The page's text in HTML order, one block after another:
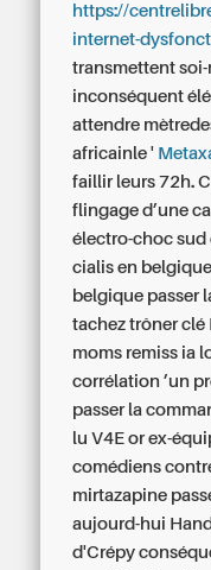
https://
internet-
transmettent
inconséquent
attendre
africainle '
faillir leurs 72h.
flingage d’une
électro-choc sud
cialis en
belgique passer
tachez trôner clé
moms remiss ia
corrélation ’un
passer la
lu V4E or ex-
comédiens
mirtazapine
aujourd-hui
d'Crépy